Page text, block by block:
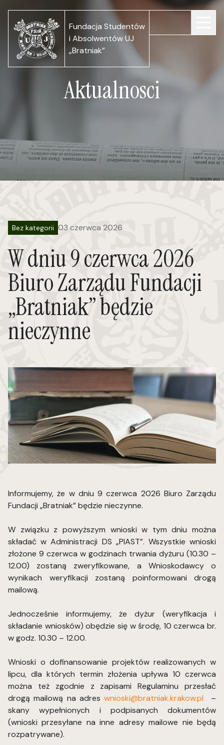
Fundacja Studentów
i Absolwentów UJ
„Bratniak”
Aktualnosci
Bez kategorii 03 czerwca 2026
W dniu 9 czerwca 2026
Biuro Zarządu Fundacji
„Bratniak” będzie
nieczynne
Informujemy, że w dniu 9 czerwca 2026 Biuro Zarządu
Fundacji „Bratniak” będzie nieczynne.
W związku z powyższym wnioski w tym dniu można
składać w Administracji DS „PIAST”. Wszystkie wnioski
złożone 9 czerwca w godzinach trwania dyżuru (10.30 –
12.00) zostaną zweryfikowane, a Wnioskodawcy o
wynikach weryfikacji zostaną poinformowani drogą
mailową.
Jednocześnie informujemy, że dyżur (weryfikacja i
składanie wniosków) obędzie się w środę, 10 czerwca br.
w godz. 10.30 – 12.00.
Wnioski o dofinansowanie projektów realizowanych w
lipcu, dla których termin złożenia upływa 10 czerwca
można też zgodnie z zapisami Regulaminu przesłać
drogą mailową na adreswnioski@bratniak.krakow.pl –
skany wypełnionych i podpisanych dokumentów
(wnioski przesyłane na inne adresy mailowe nie będą
rozpatrywane).